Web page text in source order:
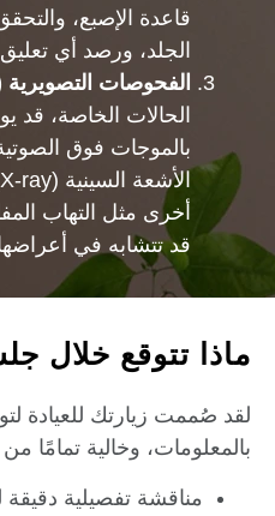
قاعدة الإصبع،
الجلد، ورصد أي تعليق
الفحوصات التصويرية
الحالات الخاصة،
بالموجات فوق
أخرى مثل التهاب
قد تتشابه في
ماذا تتوقع خلال
لقد صُممت زيارتك للعيادة
بالمعلومات، وخالية تمامًا
مناقشة تفصيلية